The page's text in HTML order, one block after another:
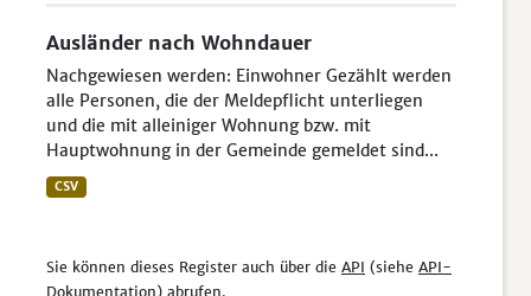
Ausländer nach Wohndauer
Nachgewiesen werden: Einwohner Gezählt werden
alle Personen, die der Meldepflicht unterliegen
und die mit alleiniger Wohnung bzw. mit
Hauptwohnung in der Gemeinde gemeldet sind...
CSV
Sie können dieses Register auch über die API (siehe API-
Dokumentation) abrufen.